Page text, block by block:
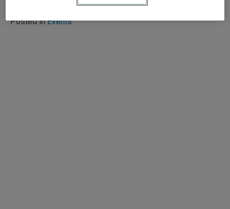
Posted inEvents